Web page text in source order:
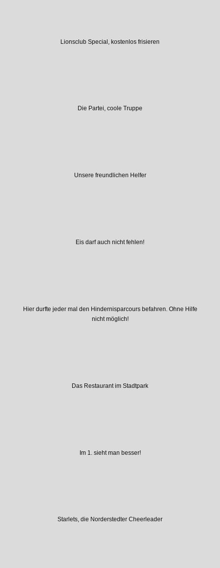
Lionsclub Special, kostenlos frisieren
Die Partei, coole Truppe
Unsere freundlichen Helfer
Eis darf auch nicht fehlen!
Hier durfte jeder mal den Hindernisparcours befahren. Ohne Hilfe
nicht möglich!
Das Restaurant im Stadtpark
Im 1. sieht man besser!
Starlets, die Norderstedter Cheerleader